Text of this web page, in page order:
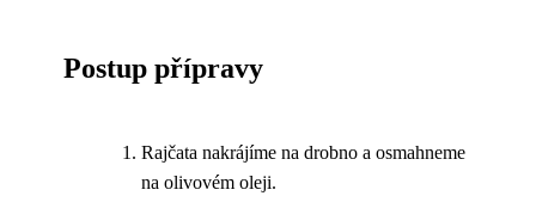
Postup přípravy
Rajčata nakrájíme na drobno a osmahneme
na olivovém oleji.